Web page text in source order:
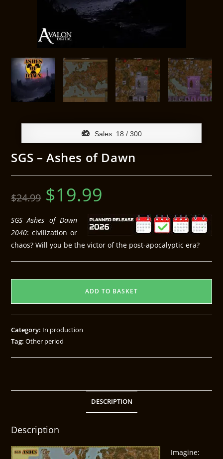
Sales: 18 / 300
SGS – Ashes of Dawn
$24.99 $19.99
SGS Ashes of Dawn
2040: civilization or
chaos? Will you be the victor of the post-apocalyptic era?
ADD TO BASKET
Category: In production
Tag:Other period
DESCRIPTION
Description
Imagine: